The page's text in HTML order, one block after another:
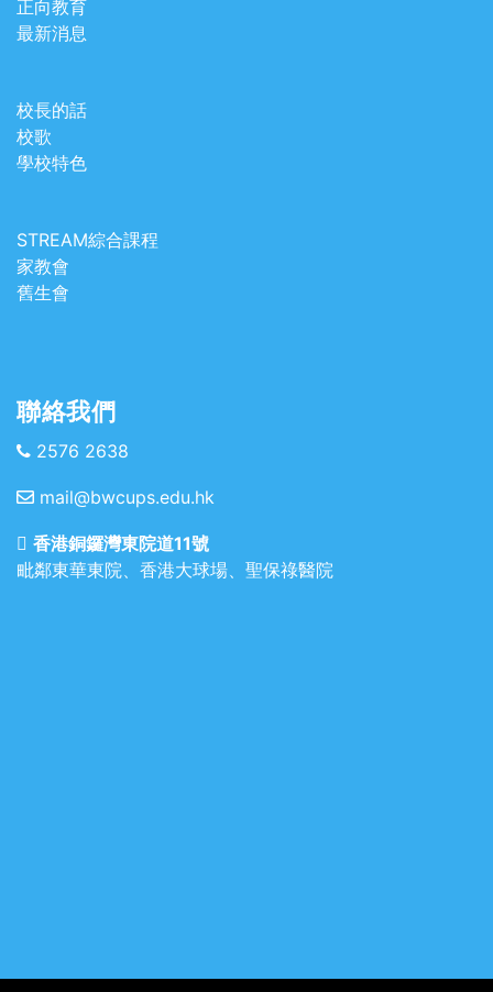
正向教育
最新消息
校長的話
校歌
學校特色
STREAM綜合課程
家教會
舊生會
聯絡我們
2576 2638
mail@bwcups.edu.hk
香港銅鑼灣東院道11號
毗鄰東華東院、香港大球場、聖保祿醫院